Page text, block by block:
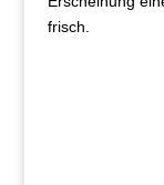
frisch.